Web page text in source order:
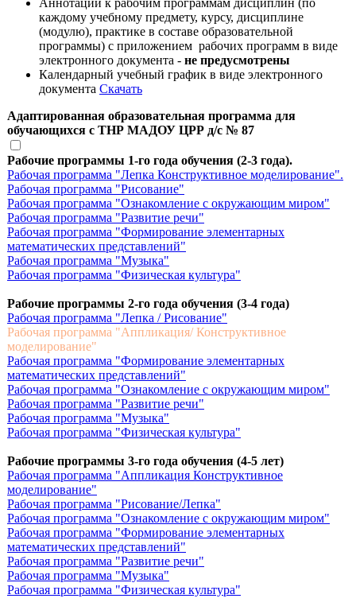
каждому учебному предмету, курсу, дисциплине
(модулю), практике в составе образовательной
программы) с приложением рабочих программ в виде
электронного документа - не предусмотрены
Календарный учебный график в виде электронного
документа Скачать
Адаптированная образовательная программа для
обучающихся с ТНР МАДОУ ЦРР д/с № 87
Рабочие программы 1-го года обучения (2-3 года).
Рабочая программа "Лепка Конструктивное моделирование".
Рабочая программа "Рисование"
Рабочая программа "Ознакомление с окружающим миром"
Рабочая программа "Развитие речи"
Рабочая программа "Формирование элементарных
математических представлений"
Рабочая программа "Музыка"
Рабочая программа "Физическая культура"
Рабочие программы 2-го года обучения (3-4 года)
Рабочая программа "Лепка / Рисование"
Рабочая программа "Аппликация/ Конструктивное
моделирование"
Рабочая программа "Формирование элементарных
математических представлений"
Рабочая программа "Ознакомление с окружающим миром"
Рабочая программа "Развитие речи"
Рабочая программа "Музыка"
Рабочая программа "Физическая культура"
Рабочие программы 3-го года обучения (4-5 лет)
Рабочая программа "Аппликация Конструктивное
моделирование"
Рабочая программа "Рисование/Лепка"
Рабочая программа "Ознакомление с окружающим миром"
Рабочая программа "Формирование элементарных
математических представлений"
Рабочая программа "Развитие речи"
Рабочая программа "Музыка"
Рабочая программа "Физическая культура"